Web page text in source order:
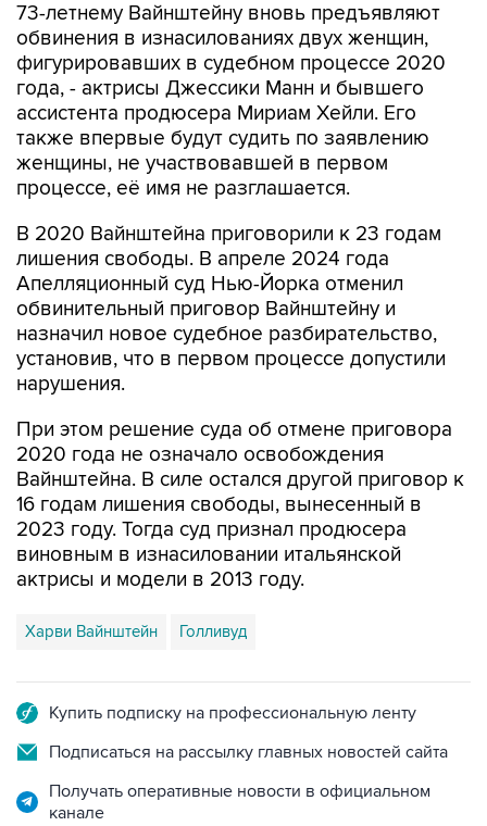
73-летнему Вайнштейну вновь предъявляют
обвинения в изнасилованиях двух женщин,
фигурировавших в судебном процессе 2020
года, - актрисы Джессики Манн и бывшего
ассистента продюсера Мириам Хейли. Его
также впервые будут судить по заявлению
женщины, не участвовавшей в первом
процессе, её имя не разглашается.
В 2020 Вайнштейна приговорили к 23 годам
лишения свободы. В апреле 2024 года
Апелляционный суд Нью-Йорка отменил
обвинительный приговор Вайнштейну и
назначил новое судебное разбирательство,
установив, что в первом процессе допустили
нарушения.
При этом решение суда об отмене приговора
2020 года не означало освобождения
Вайнштейна. В силе остался другой приговор к
16 годам лишения свободы, вынесенный в
2023 году. Тогда суд признал продюсера
виновным в изнасиловании итальянской
актрисы и модели в 2013 году.
Харви Вайнштейн Голливуд
Купить подписку на профессиональную ленту
Подписаться на рассылку главных новостей сайта
Получать оперативные новости в официальном
канале